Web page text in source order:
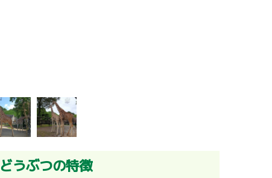
どうぶつの特徴